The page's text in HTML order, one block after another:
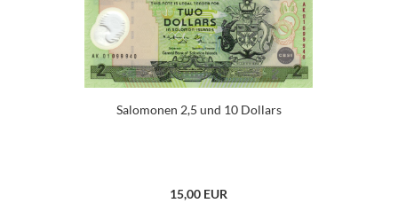
Salomonen 2,5 und 10 Dollars
15,00 EUR